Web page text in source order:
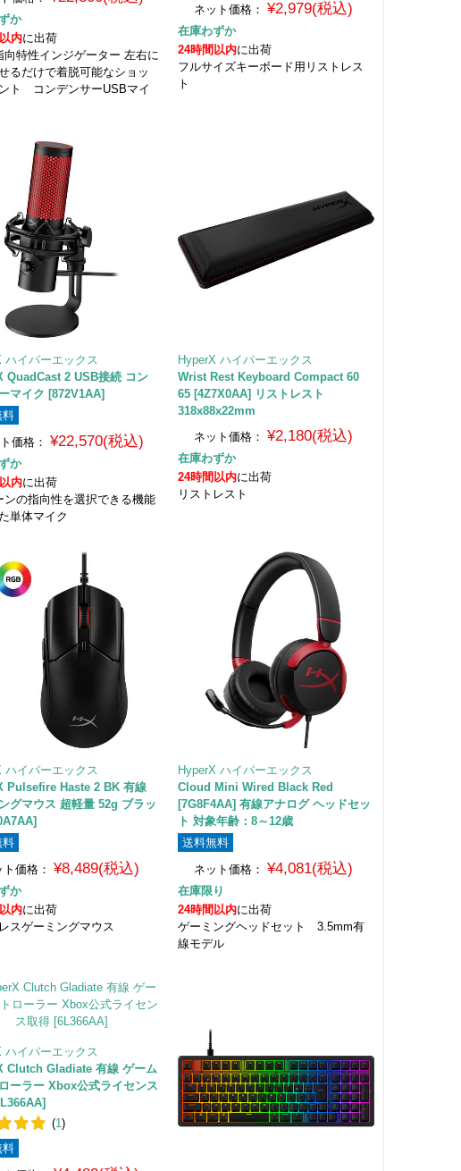
か
内に出荷
向特性インジゲーター 左右に
るだけで着脱可能なショッ
ト コンデンサーUSBマイ
ネット価格：
¥2,979(税込)
在庫わずか
24時間以内に出荷
フルサイズキーボード用リストレス
ト
ハイパーエックス
QuadCast 2 USB接続 コン
マイク [872V1AA]
料
価格： ¥22,570(税込)
か
内に出荷
ンの指向性を選択できる機能
単体マイク
HyperX ハイパーエックス
Wrist Rest Keyboard Compact 60
65 [4Z7X0AA] リストレスト
318x88x22mm
ネット価格：
¥2,180(税込)
在庫わずか
24時間以内に出荷
リストレスト
ハイパーエックス
Pulsefire Haste 2 BK 有線
グマウス 超軽量 52g ブラッ
料
ト価格：
¥8,489(税込)
か
内に出荷
スゲーミングマウス
HyperX ハイパーエックス
Cloud Mini Wired Black Red
[7G8F4AA] 有線アナログ ヘッドセッ
ト 対象年齢：8～12歳
送料無料
ネット価格：
¥4,081(税込)
在庫限り
24時間以内に出荷
ゲーミングヘッドセット 3.5mm有
線モデル
ハイパーエックス
Clutch Gladiate 有線 ゲーム
ーラー Xbox公式ライセンス
(1 )
料